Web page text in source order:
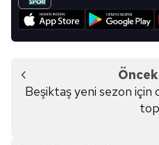
almak için lütfentıklayınız.
Beşiktaş yeni sezon için